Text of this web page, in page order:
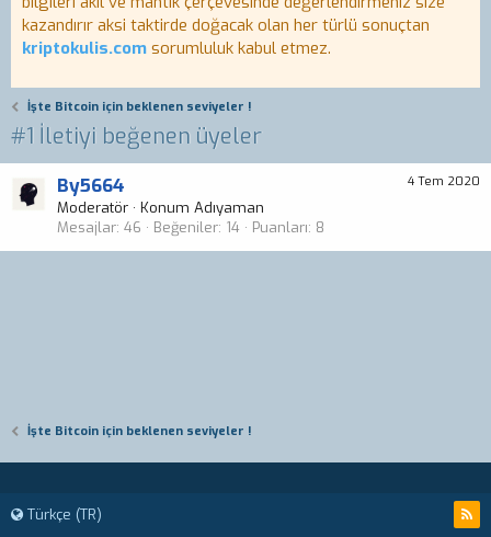
kazandırır aksi taktirde doğacak olan her türlü sonuçtan
kriptokulis.com sorumluluk kabul etmez.
İşte Bitcoin için beklenen seviyeler !
#1 İletiyi beğenen üyeler
4 Tem 2020
By5664
Moderatör · Konum Adıyaman
Mesajlar 46 Beğeniler 14 Puanları 8
İşte Bitcoin için beklenen seviyeler !
Türkçe (TR)